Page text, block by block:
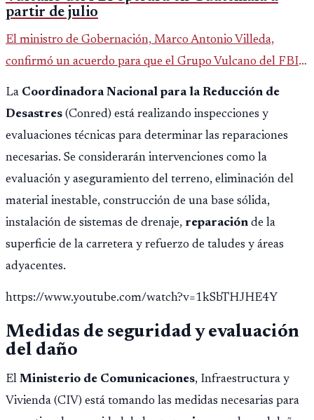
partir de julio
El ministro de Gobernación, Marco Antonio Villeda,
confirmó un acuerdo para que el Grupo Vulcano del FBI
opere en Guatemala a partir de julio, tras un intento
fallido con la administración anterior del Ministerio
Público.
La Coordinadora Nacional para la Reducción de
Desastres (Conred) está realizando inspecciones y
evaluaciones técnicas para determinar las reparaciones
necesarias. Se considerarán intervenciones como la
evaluación y aseguramiento del terreno, eliminación del
material inestable, construcción de una base sólida,
instalación de sistemas de drenaje, reparación de la
superficie de la carretera y refuerzo de taludes y áreas
adyacentes.
https://www.youtube.com/watch?v=1kSbTHJHE4Y
Medidas de seguridad y evaluación
del daño
El Ministerio de Comunicaciones, Infraestructura y
Vivienda (CIV) está tomando las medidas necesarias para